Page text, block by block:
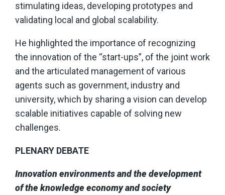
stimulating ideas, developing prototypes and
validating local and global scalability.
He highlighted the importance of recognizing
the innovation of the “start-ups”, of the joint work
and the articulated management of various
agents such as government, industry and
university, which by sharing a vision can develop
scalable initiatives capable of solving new
challenges.
PLENARY DEBATE
Innovation environments and the development
of the knowledge economy and society